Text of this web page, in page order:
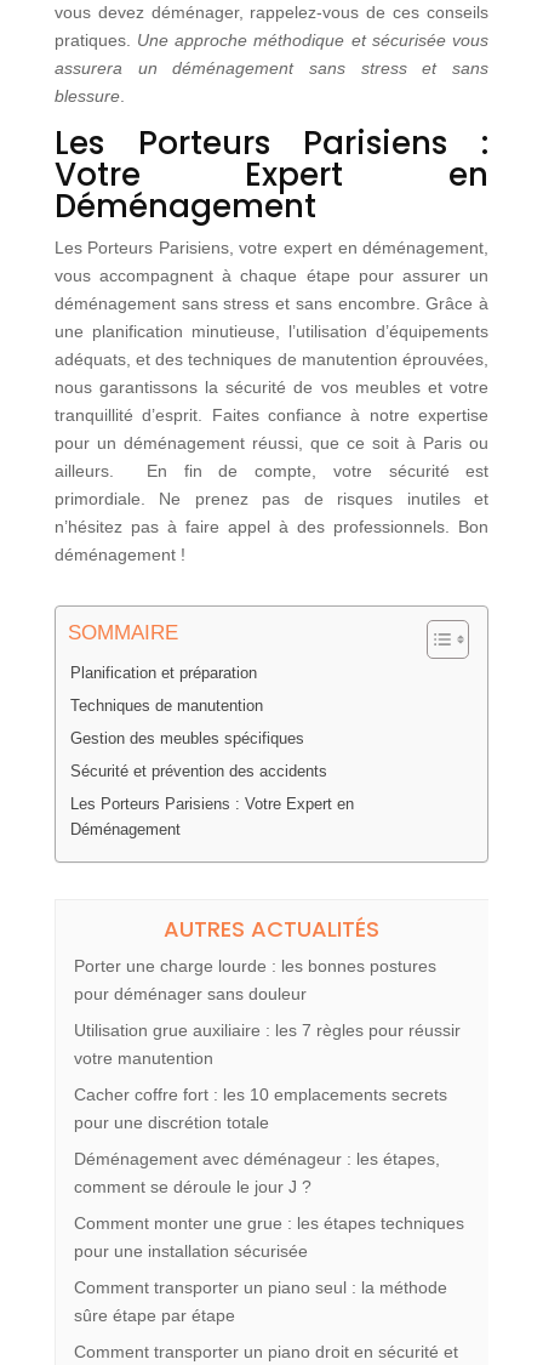
vous devez déménager, rappelez-vous de ces conseils
pratiques.
Une approche méthodique et sécurisée vous
assurera un déménagement sans stress et sans
blessure.
Les Porteurs Parisiens :
Votre Expert en
Déménagement
Les Porteurs Parisiens, votre expert en déménagement,
vous accompagnent à chaque étape pour assurer un
déménagement sans stress et sans encombre. Grâce à
une planification minutieuse, l’utilisation d’équipements
adéquats, et des techniques de manutention éprouvées,
nous garantissons la sécurité de vos meubles et votre
tranquillité d’esprit. Faites confiance à notre expertise
pour un déménagement réussi, que ce soit à Paris ou
ailleurs. En fin de compte, votre sécurité est
primordiale. Ne prenez pas de risques inutiles et
n’hésitez pas à faire appel à des professionnels. Bon
déménagement !
SOMMAIRE
Planification et préparation
Techniques de manutention
Gestion des meubles spécifiques
Sécurité et prévention des accidents
Les Porteurs Parisiens : Votre Expert en
Déménagement
AUTRES ACTUALITÉS
Porter une charge lourde : les bonnes postures
pour déménager sans douleur
Utilisation grue auxiliaire : les 7 règles pour réussir
votre manutention
Cacher coffre fort : les 10 emplacements secrets
pour une discrétion totale
Déménagement avec déménageur : les étapes,
comment se déroule le jour J ?
Comment monter une grue : les étapes techniques
pour une installation sécurisée
Comment transporter un piano seul : la méthode
sûre étape par étape
Comment transporter un piano droit en sécurité et